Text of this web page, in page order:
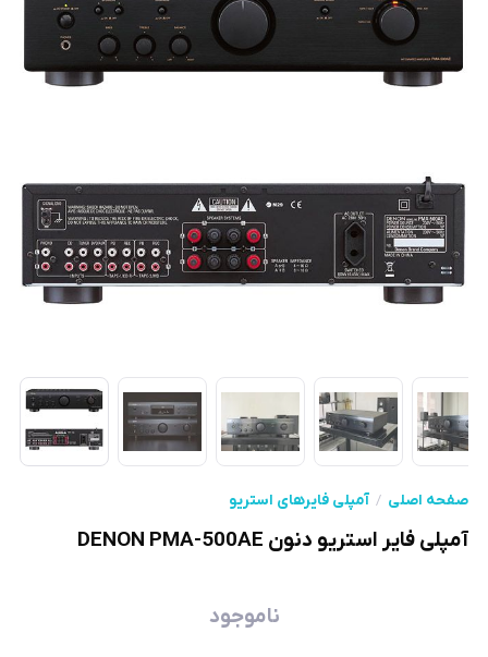
صفحه اصلی آمپلی فایرهای استریو
آمپلی فایر استریو دنون DENON PMA-500AE
ناموجود